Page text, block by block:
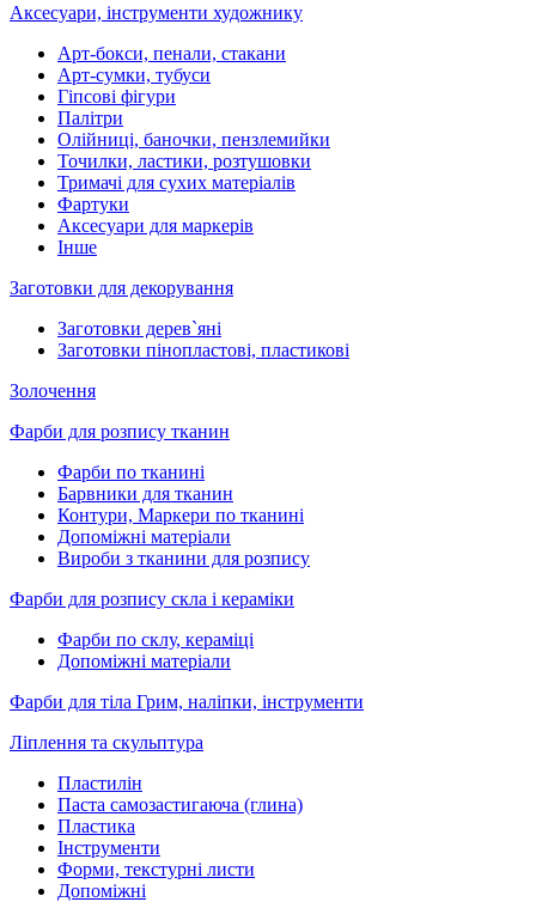
Аксесуари, інструменти художнику
Арт-бокси, пенали, стакани
Арт-сумки, тубуси
Гіпсові фігури
Палітри
Олійниці, баночки, пензлемийки
Точилки, ластики, розтушовки
Тримачі для сухих матеріалів
Фартуки
Аксесуари для маркерів
Інше
Заготовки для декорування
Заготовки дерев`яні
Заготовки пінопластові, пластикові
Золочення
Фарби для розпису тканин
Фарби по тканині
Барвники для тканин
Контури, Маркери по тканині
Допоміжні матеріали
Вироби з тканини для розпису
Фарби для розпису скла і кераміки
Фарби по склу, кераміці
Допоміжні матеріали
Фарби для тіла Грим, наліпки, інструменти
Ліплення та скульптура
Пластилін
Паста самозастигаюча (глина)
Пластика
Інструменти
Форми, текстурні листи
Допоміжні